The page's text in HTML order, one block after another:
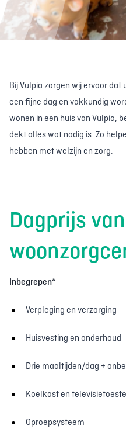
Bij Vulpia zorgen wij ervoor
een fijne dag en vakkundig
wonen in een huis van Vulpia,
dekt alles wat nodig is. Zo
hebben met welzijn en zorg.
Dagprijs
Inbegrepen*
Verpleging en verzorging
Huisvesting en onderhoud
Drie maaltijden/dag +
Koelkast en
Oproepsysteem